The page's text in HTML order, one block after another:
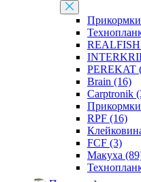
PEREKAT
Brain (16)
Carptronik
RPF (16)
FCF (3)
Макуха